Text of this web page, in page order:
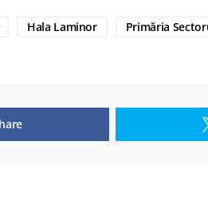
Hala Laminor Primăria